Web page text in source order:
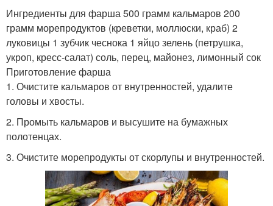
Ингредиенты для фарша 500 грамм кальмаров 200
грамм морепродуктов (креветки, моллюски, краб) 2
луковицы 1 зубчик чеснока 1 яйцо зелень (петрушка,
укроп, кресс-салат) соль, перец, майонез, лимонный сок
Приготовление фарша
1. Очистите кальмаров от внутренностей, удалите
головы и хвосты.
2. Промыть кальмаров и высушите на бумажных
полотенцах.
3. Очистите морепродукты от скорлупы и внутренностей.